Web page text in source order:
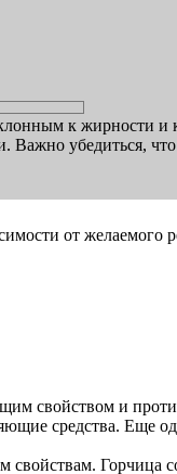
к жирности
убедиться,
от желаемого
свойством и
средства. Еще
Горчица